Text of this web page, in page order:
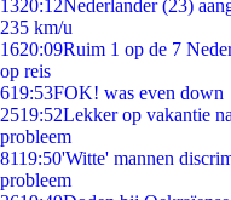
1320:12Nederlander (23)
235 km/u
1620:09Ruim 1 op de 7
op reis
619:53FOK! was even down
2519:52Lekker op vakantie
probleem
8119:50'Witte' mannen
probleem